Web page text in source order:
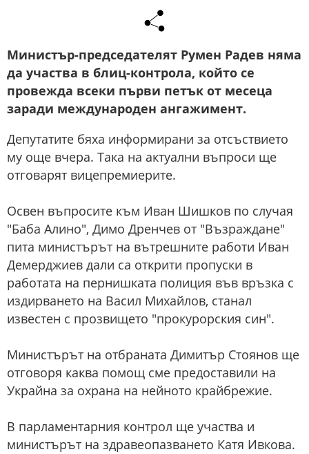
Министър-председателят Румен Радев няма
да участва в блиц-контрола, който се
провежда всеки първи петък от месеца
заради международен ангажимент.
Депутатите бяха информирани за отсъствието
му още вчера. Така на актуални въпроси ще
отговарят вицепремиерите.
Освен въпросите към Иван Шишков по случая
"Баба Алино", Димо Дренчев от "Възраждане"
пита министърът на вътрешните работи Иван
Демерджиев дали са открити пропуски в
работата на пернишката полиция във връзка с
издирването на Васил Михайлов, станал
известен с прозвището "прокурорския син".
Министърът на отбраната Димитър Стоянов ще
отговоря каква помощ сме предоставили на
Украйна за охрана на нейното крайбрежие.
В парламентарния контрол ще участва и
министърът на здравеопазването Катя Ивкова.